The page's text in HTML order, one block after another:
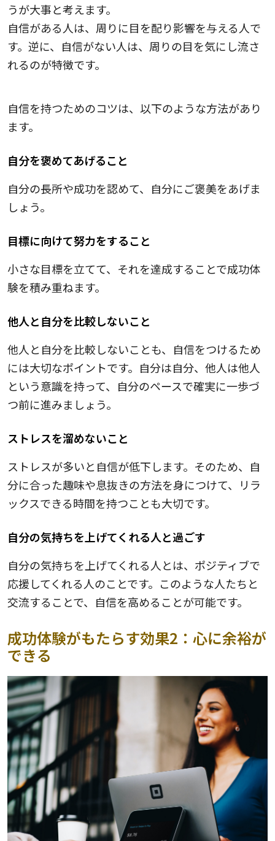
うが大事と考えます。
自信がある人は、周りに目を配り影響を与える人で
す。逆に、自信がない人は、周りの目を気にし流さ
れるのが特徴です。
自信を持つためのコツは、以下のような方法があり
ます。
自分を褒めてあげること
自分の長所や成功を認めて、自分にご褒美をあげま
しょう。
目標に向けて努力をすること
小さな目標を立てて、それを達成することで成功体
験を積み重ねます。
他人と自分を比較しないこと
他人と自分を比較しないことも、自信をつけるため
には大切なポイントです。自分は自分、他人は他人
という意識を持って、自分のペースで確実に一歩づ
つ前に進みましょう。
ストレスを溜めないこと
ストレスが多いと自信が低下します。そのため、自
分に合った趣味や息抜きの方法を身につけて、リラ
ックスできる時間を持つことも大切です。
自分の気持ちを上げてくれる人と過ごす
自分の気持ちを上げてくれる人とは、ポジティブで
応援してくれる人のことです。このような人たちと
交流することで、自信を高めることが可能です。
成功体験がもたらす効果2：心に余裕が
できる